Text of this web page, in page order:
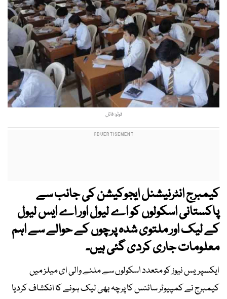
فوٹو: فائل
کیمبرج انٹرنیشنل ایجوکیشن کی جانب سے
پاکستانی اسکولوں کو اے لیول اور اے ایس لیول
کے لیک اور ملتوی شدہ پرچوں کے حوالے سے اہم
معلومات جاری کردی گئی ہیں۔
ایکسپریس نیوز کو متعدد اسکولوں سے ملنے والی ای میلز میں
کیمبرج نے کمپیوٹر سائنس کا پرچہ بھی لیک ہونے کا انکشاف کردیا